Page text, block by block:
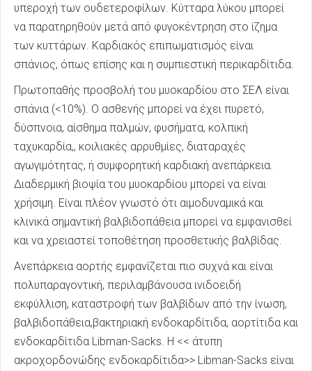
υπεροχή των ουδετεροφίλων. Κύτταρα λύκου μπορεί
να παρατηρηθούν μετά από φυγοκέντρηση στο ίζημα
των κυττάρων. Καρδιακός επιπωματισμός είναι
σπάνιος, όπως επίσης και η συμπιεστική περικαρδίτιδα.
Πρωτοπαθής προσβολή του μυοκαρδίου στο ΣΕΛ είναι
σπάνια (<10%). Ο ασθενής μπορεί να έχει πυρετό,
δύσπνοια, αίσθημα παλμών, φυσήματα, κολπική
ταχυκαρδία,, κοιλιακές αρρυθμίες, διαταραχές
αγωγιμότητας, ή συμφορητική καρδιακή ανεπάρκεια.
Διαδερμική βιοψία του μυοκαρδίου μπορεί να είναι
χρήσιμη. Είναι πλέον γνωστό ότι αιμοδυναμικά και
κλινικά σημαντική βαλβιδοπάθεια μπορεί να εμφανισθεί
και να χρειαστεί τοποθέτηση προσθετικής βαλβίδας.
Ανεπάρκεια αορτής εμφανίζεται πιο συχνά και είναι
πολυπαραγοντική, περιλαμβάνουσα ινιδοειδή
εκφύλλιση, καταστροφή των βαλβίδων από την ίνωση,
βαλβιδοπάθεια,βακτηριακή ενδοκαρδίτιδα, αορτίτιδα και
ενδοκαρδίτιδα Libman-Sacks. Η << άτυπη
ακροχορδονώδης ενδοκαρδίτιδα>> Libman-Sacks είναι